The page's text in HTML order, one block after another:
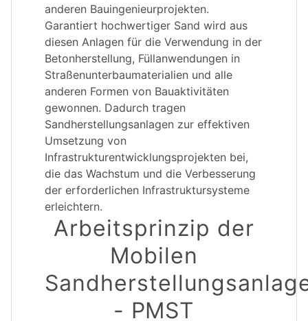
anderen Bauingenieurprojekten.
Garantiert hochwertiger Sand wird aus
diesen Anlagen für die Verwendung in der
Betonherstellung, Füllanwendungen in
Straßenunterbaumaterialien und alle
anderen Formen von Bauaktivitäten
gewonnen. Dadurch tragen
Sandherstellungsanlagen zur effektiven
Umsetzung von
Infrastrukturentwicklungsprojekten bei,
die das Wachstum und die Verbesserung
der erforderlichen Infrastruktursysteme
erleichtern.
Arbeitsprinzip der
Mobilen
- PMST